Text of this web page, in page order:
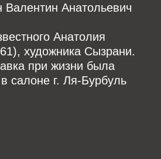
Анатольевич
Анатолия
художника Сызрани.
при жизни была
салоне г. Ля-Бурбуль